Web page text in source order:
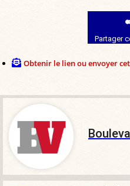
Partager
Obtenir le lien ou envoyer